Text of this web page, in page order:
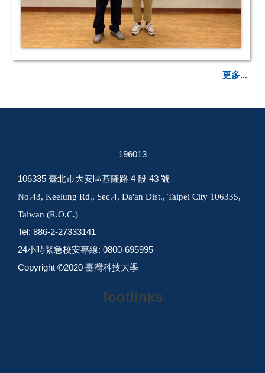
更多...
196013
106335 臺北市大安區基隆路 4 段 43 號
No.43, Keelung Rd., Sec.4, Da'an Dist., Taipei City 106335,
Taiwan (R.O.C.)
Tel: 886-2-27333141
24小時緊急校安專線: 0800-695995
Copyright ©2020 臺灣科技大學
footlinks